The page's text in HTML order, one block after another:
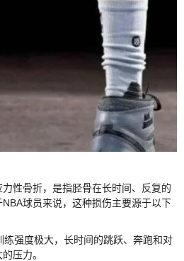
性骨折，是指胫骨在长时间、反复的
球员来说，这种损伤主要源于以下
强度极大，长时间的跳跃、奔跑和对
压力。